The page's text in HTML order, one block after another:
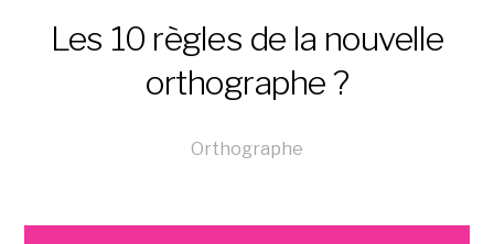
Les 10 règles de la nouvelle
orthographe ?
Orthographe